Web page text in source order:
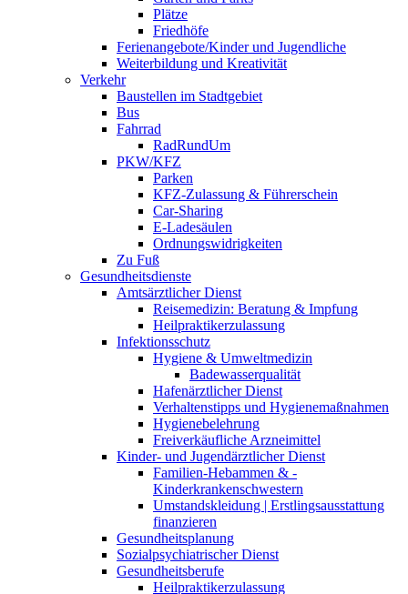
Plätze
Friedhöfe
Ferienangebote/Kinder und Jugendliche
Weiterbildung und Kreativität
Verkehr
Baustellen im Stadtgebiet
Bus
Fahrrad
RadRundUm
PKW/KFZ
Parken
KFZ-Zulassung & Führerschein
Car-Sharing
E-Ladesäulen
Ordnungswidrigkeiten
Zu Fuß
Gesundheitsdienste
Amtsärztlicher Dienst
Reisemedizin: Beratung & Impfung
Heilpraktikerzulassung
Infektionsschutz
Hygiene & Umweltmedizin
Badewasserqualität
Hafenärztlicher Dienst
Verhaltenstipps und Hygienemaßnahmen
Hygienebelehrung
Freiverkäufliche Arzneimittel
Kinder- und Jugendärztlicher Dienst
Familien-Hebammen & -
Kinderkrankenschwestern
Umstandskleidung | Erstlingsausstattung
finanzieren
Gesundheitsplanung
Sozialpsychiatrischer Dienst
Gesundheitsberufe
Heilpraktikerzulassung